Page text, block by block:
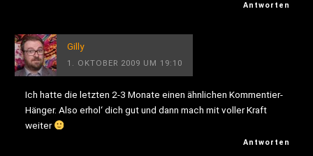
Antworten
Gilly
1. OKTOBER 2009 UM 19:10
Ich hatte die letzten 2-3 Monate einen ähnlichen Kommentier-
Hänger. Also erhol‘ dich gut und dann mach mit voller Kraft
weiter
Antworten